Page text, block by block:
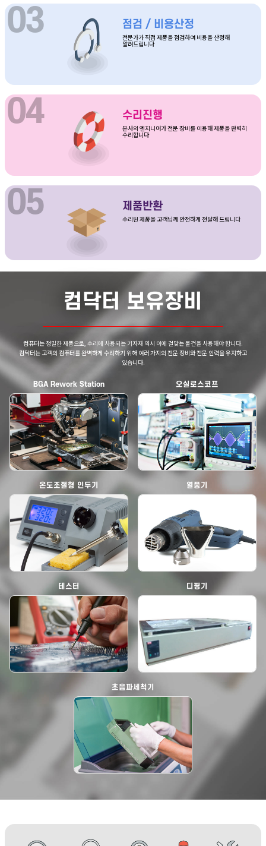
점검 / 비용산정
전문가가 직접 제품을 점검하여 비용을 산정해
알려드립니다
수리진행
본사의 엔지니어가 전문 장비를 이용해 제품을 완벽히
수리합니다
제품반환
수리된 제품을 고객님께 안전하게 전달해 드립니다
컴닥터 보유장비
컴퓨터는 정밀한 제품으로, 수리에 사용되는 기자재 역시 이에 걸맞는 물건을 사용해야 합니다.
컴닥터는 고객의 컴퓨터를 완벽하게 수리하기 위해 여러 가지의 전문 장비와 전문 인력을 유지하고
있습니다.
BGA Rework Station 오실로스코프
온도조절형 인두기 열풍기
테스터 디핑기
초음파세척기